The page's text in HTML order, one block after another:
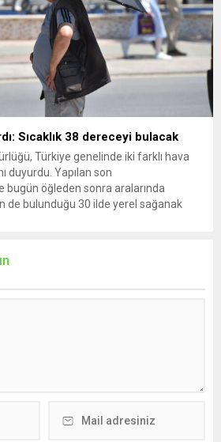
Sıcaklık 38 dereceyi bulacak
Türkiye genelinde iki farklı hava
duyurdu. Yapılan son
öğleden sonra aralarında
de bulunduğu 30 ilde yerel sağanak
ulaşacak. Ayrıca...